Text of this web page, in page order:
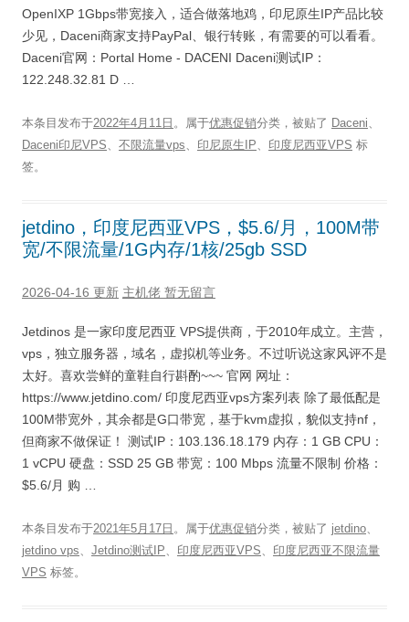
OpenIXP 1Gbps带宽接入，适合做落地鸡，印尼原生IP产品比较
少见，Daceni商家支持PayPal、银行转账，有需要的可以看看。
Daceni官网：Portal Home - DACENI Daceni测试IP：
122.248.32.81 D …
本条目发布于2022年4月11日 。属于优惠促销分类，被贴了 Daceni、
Daceni印尼VPS、 不限流量vps、 印尼原生IP、 印度尼西亚VPS 标
签。
jetdino，印度尼西亚VPS，$5.6/月，100M带
宽/不限流量/1G内存/1核/25gb SSD
2026-04-16 更新 主机佬 暂无留言
Jetdinos 是一家印度尼西亚 VPS提供商，于2010年成立。主营，
vps，独立服务器，域名，虚拟机等业务。不过听说这家风评不是
太好。喜欢尝鲜的童鞋自行斟酌~~~ 官网 网址：
https://www.jetdino.com/ 印度尼西亚vps方案列表 除了最低配是
100M带宽外，其余都是G口带宽，基于kvm虚拟，貌似支持nf，
但商家不做保证！ 测试IP：103.136.18.179 内存：1 GB CPU：
1 vCPU 硬盘：SSD 25 GB 带宽：100 Mbps 流量不限制 价格：
$5.6/月 购 …
本条目发布于2021年5月17日 。属于优惠促销分类，被贴了 jetdino、
jetdino vps、 Jetdino测试IP、 印度尼西亚VPS、 印度尼西亚不限流量
VPS 标签。